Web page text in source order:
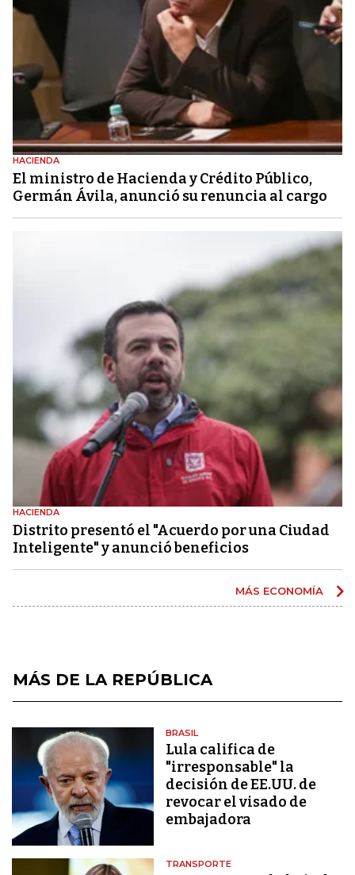
HACIENDA
El ministro de Hacienda y Crédito Público,
Germán Ávila, anunció su renuncia al cargo
HACIENDA
Distrito presentó el "Acuerdo por una Ciudad
Inteligente" y anunció beneficios
MÁS ECONOMÍA
MÁS DE LA REPÚBLICA
BRASIL
Lula califica de
"irresponsable" la
decisión de EE.UU. de
revocar el visado de
embajadora
TRANSPORTE